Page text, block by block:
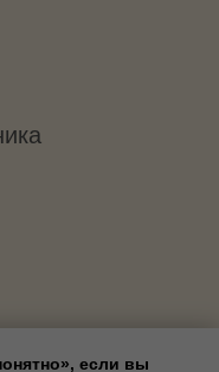
если вы